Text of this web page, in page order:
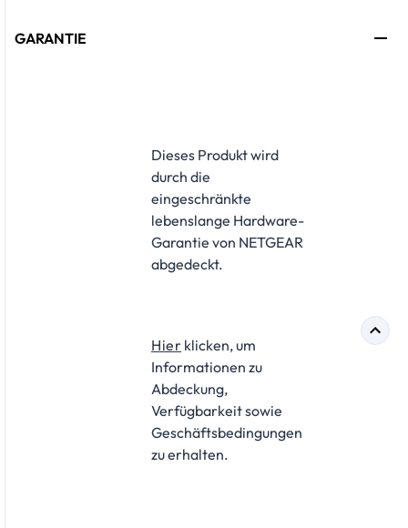
GARANTIE
Dieses Produkt wird
durch die
eingeschränkte
lebenslange Hardware-
Garantie von NETGEAR
abgedeckt.​
Hier klicken, um
Informationen zu
Abdeckung,
Verfügbarkeit sowie
Geschäftsbedingungen
zu erhalten.